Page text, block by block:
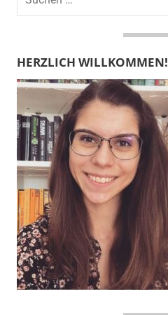
HERZLICH WILLKOMMEN!